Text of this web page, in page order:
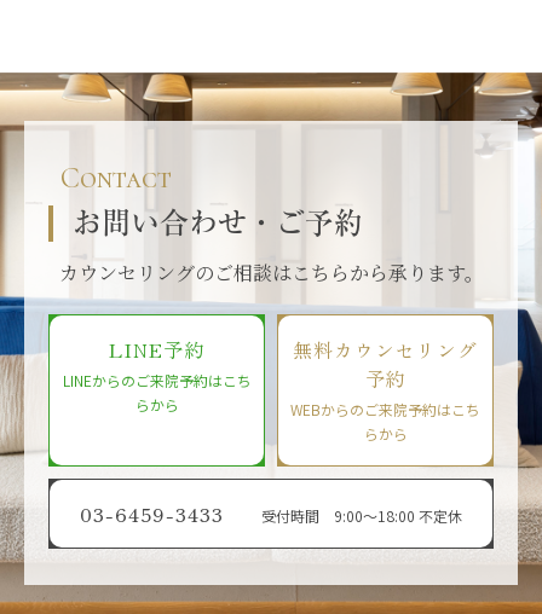
Contact
お問い合わせ・ご予約
カウンセリングのご相談はこちらから承ります。
LINE予約
LINEからのご来院予約はこち
らから
無料カウンセリング
予約
WEBからのご来院予約はこち
らから
03-6459-3433 受付時間 9:00〜18:00 不定休